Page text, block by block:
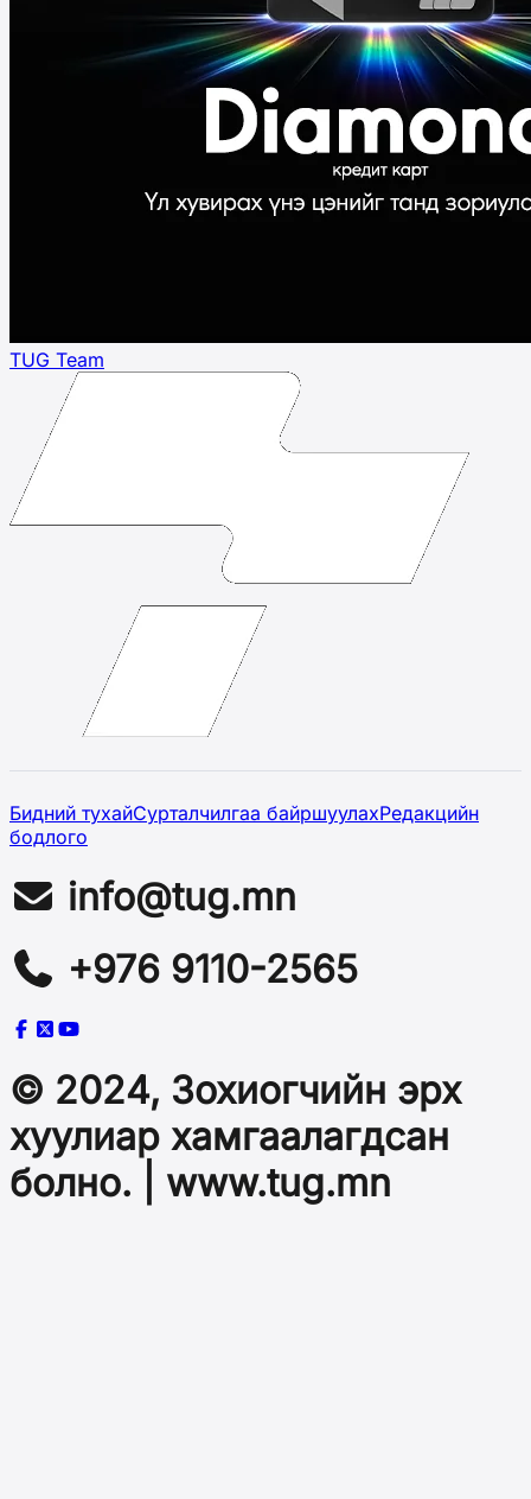
TUG Team
Бидний тухайСурталчилгаа байршуулахРедакцийн
бодлого
info@tug.mn
+976 9110-2565
© 2024, Зохиогчийн эрх
хуулиар хамгаалагдсан
болно. | www.tug.mn